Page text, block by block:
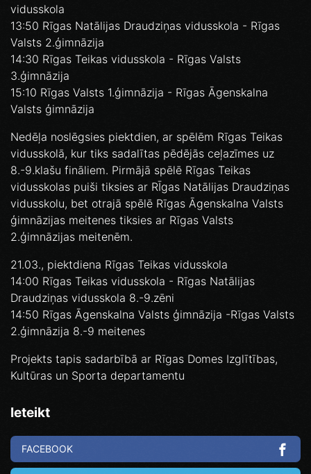
vidusskola
13:50 Rīgas Natālijas Draudziņas vidusskola - Rīgas
Valsts 2.ģimnāzija
14:30 Rīgas Teikas vidusskola - Rīgas Valsts
3.ģimnāzija
15:10 Rīgas Valsts 1.ģimnāzija - Rīgas Āgenskalna
Valsts ģimnāzija
Nedēļa noslēgsies piektdien, ar spēlēm Rīgas Teikas
vidusskolā, kur tiks sadalītas pēdējās ceļazīmes uz
8.-9.klašu fināliem. Pirmājā spēlē Rīgas Teikas
vidusskolas puiši tiksies ar RĪgas Natālijas Draudziņas
vidusskolu, bet otrajā spēlē Rīgas Āgenskalna Valsts
ģimnāzijas meitenes tiksies ar Rīgas Valsts
2.ģimnāzijas meitenēm.
21.03., piektdiena Rīgas Teikas vidusskola
14:00 Rīgas Teikas vidusskola - Rīgas Natālijas
Draudziņas vidusskola 8.-9.zēni
14:50 Rīgas Āgenskalna Valsts ģimnāzija -Rīgas Valsts
2.ģimnāzija 8.-9 meitenes
Projekts tapis sadarbībā ar Rīgas Domes Izglītības,
Kultūras un Sporta departamentu
Ieteikt
FACEBOOK